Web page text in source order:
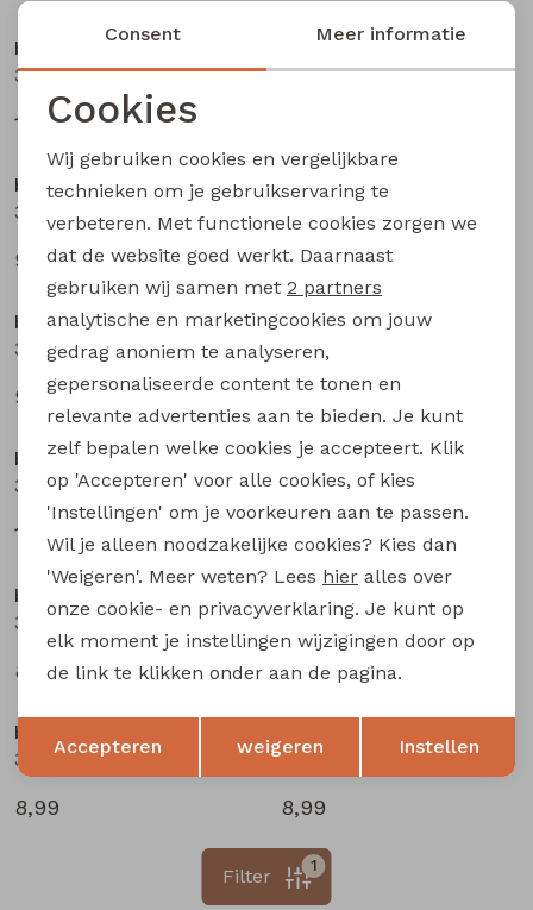
bakkaboe newborn
3316401 W20296 baby meisjes sweatshirt Rose
11,99
bakkaboe newborn
3316401 W20296 baby meisjes sweatshirt Paars donker
bakkaboe newborn
3316202 W20293 baby meisjes lange broek Ecru
9,99
bakkaboe newborn
9,99
bakkaboe newborn
3316202 W20293 baby meisjes lange broek Aubergine
9,99
bakkaboe newborn
12,99
bakkaboe newborn
3316203 W20294 baby meisjes lange broek Peach
12,99
bakkaboe newborn
12,99
bakkaboe newborn
3316200 W20289 baby meisjes legging Ecru
8,99
8,99
bakkaboe newborn
3316201 W20290 baby meisjes legging Ecru melee
8,99
8,99
1
Filter
Noodzakelijke cookies
Analytische cookies
Marketing cookies
Terug Opslaan
Consent Meer informatie
Cookies
Wij gebruiken cookies en vergelijkbare
technieken om je gebruikservaring te
verbeteren. Met functionele cookies zorgen we
dat de website goed werkt. Daarnaast
gebruiken wij samen met 2 partners
analytische en marketingcookies om jouw
gedrag anoniem te analyseren,
gepersonaliseerde content te tonen en
relevante advertenties aan te bieden. Je kunt
zelf bepalen welke cookies je accepteert. Klik
op 'Accepteren' voor alle cookies, of kies
'Instellingen' om je voorkeuren aan te passen.
Wil je alleen noodzakelijke cookies? Kies dan
'Weigeren'. Meer weten? Lees hier alles over
onze cookie- en privacyverklaring. Je kunt op
elk moment je instellingen wijzigingen door op
de link te klikken onder aan de pagina.
Accepteren weigeren Instellen